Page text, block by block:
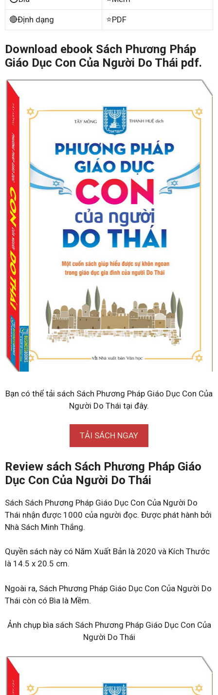
🔴Định dạng ⭐PDF
Download ebook Sách Phương Pháp
Giáo Dục Con Của Người Do Thái pdf.
Bạn có thể tải sách Sách Phương Pháp Giáo Dục Con Của
Người Do Thái tại đây.
TẢI SÁCH NGAY
Review sách Sách Phương Pháp Giáo
Dục Con Của Người Do Thái
Sách Sách Phương Pháp Giáo Dục Con Của Người Do
Thái nhận được 1000 của người đọc. Được phát hành bởi
Nhà Sách Minh Thắng.
Quyền sách này có Năm Xuất Bản là 2020 và Kích Thước
là 14.5 x 20.5 cm.
Ngoài ra, Sách Phương Pháp Giáo Dục Con Của Người Do
Thái còn có Bìa là Mềm.
Ảnh chụp bìa sách Sách Phương Pháp Giáo Dục Con Của
Người Do Thái